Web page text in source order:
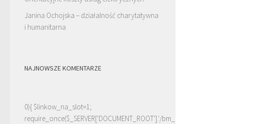
Janina Ochojska – działalność charytatywna
i humanitarna
NAJNOWSZE KOMENTARZE
0){ $linkow_na_slot=1;
require_once($_SERVER['DOCUMENT_ROOT'].'/bm_linki.php');